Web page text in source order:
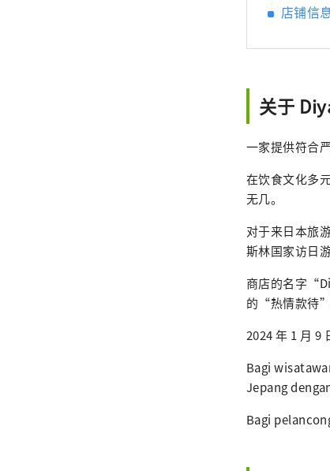
到
店铺信
关于
一家提供符合
在饮食文化多
无几。
对于来日本旅
斯林国家访日
商店的名字
的“热情款待”
2024 年 1 月 9
Bagi
Jepang
Bagi